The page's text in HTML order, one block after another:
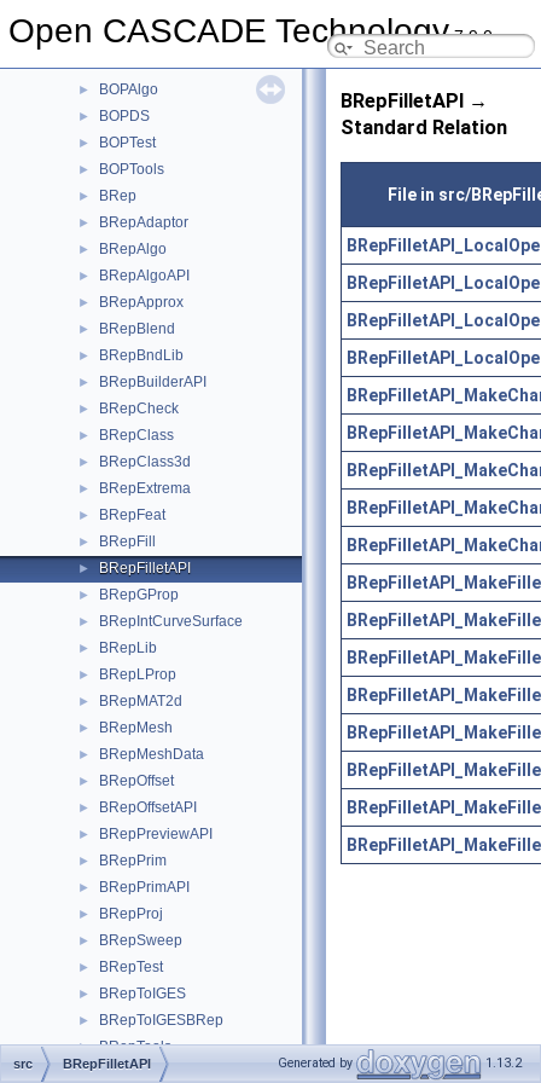
Open CASCADE Technology7.9.0
Bnd
► BOPAlgo
► BOPDS
► BOPTest
► BOPTools
► BRep
► BRepAdaptor
► BRepAlgo
► BRepAlgoAPI
► BRepApprox
► BRepBlend
► BRepBndLib
► BRepBuilderAPI
► BRepCheck
► BRepClass
► BRepClass3d
► BRepExtrema
► BRepFeat
► BRepFill
► BRepFilletAPI
► BRepGProp
► BRepIntCurveSurface
► BRepLib
► BRepLProp
► BRepMAT2d
► BRepMesh
► BRepMeshData
► BRepOffset
► BRepOffsetAPI
► BRepPreviewAPI
► BRepPrim
► BRepPrimAPI
► BRepProj
► BRepSweep
► BRepTest
► BRepToIGES
► BRepToIGESBRep
► BRepTools
► BRepTopAdaptor
BRepFilletAPI →
Standard Relation
File in src/
src BRepFilletAPI Generated by 1.13.2